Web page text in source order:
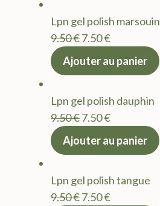
Lpn gel polish marsouin
9.50€Le
prix
9.50 €.
7.50€Le
actuel
7.50 €.
Ajouter au panier
Lpn gel polish dauphin
9.50€Le
prix
9.50 €.
7.50€Le
actuel
7.50 €.
Ajouter au panier
Lpn gel polish tangue
9.50€Le
7.50€Le